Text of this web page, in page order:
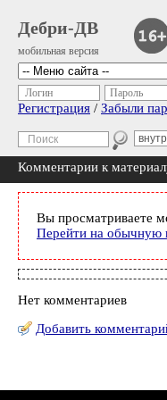
Дебри-ДВ
мобильная версия
Логин Пароль
Регистрация / Забыли
Комментарии к
Вы просматриваете
Перейти на обычную
Нет комментариев
Добавить